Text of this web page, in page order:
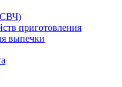
приготовления
выпечки